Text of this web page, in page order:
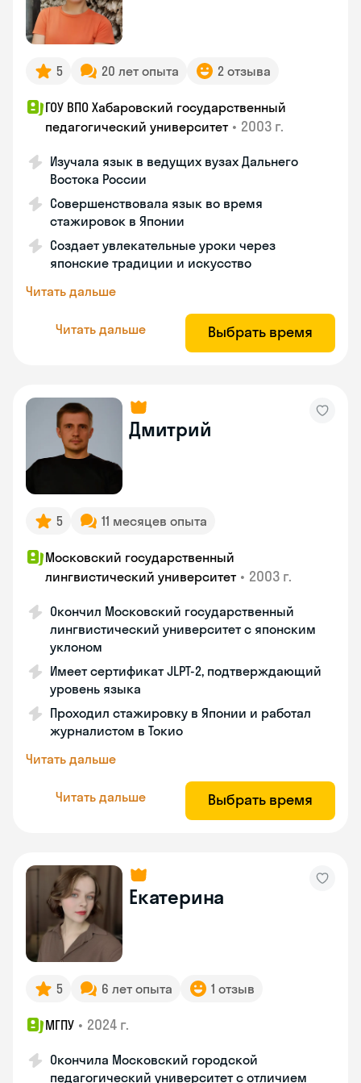
5 20 лет опыта 2 отзыва
ГОУ ВПО Хабаровский государственный
педагогический университет • 2003 г.
Изучала язык в ведущих вузах Дальнего
Востока России
Совершенствовала язык во время
стажировок в Японии
Создает увлекательные уроки через
японские традиции и искусство
Читать дальше
Читать дальше Выбрать время
Дмитрий
5 11 месяцев опыта
Московский государственный
лингвистический университет • 2003 г.
Окончил Московский государственный
лингвистический университет с японским
уклоном
Имеет сертификат JLPT-2, подтверждающий
уровень языка
Проходил стажировку в Японии и работал
журналистом в Токио
Читать дальше
Читать дальше Выбрать время
Екатерина
5 6 лет опыта 1 отзыв
МГПУ • 2024 г.
Окончила Московский городской
педагогический университет с отличием